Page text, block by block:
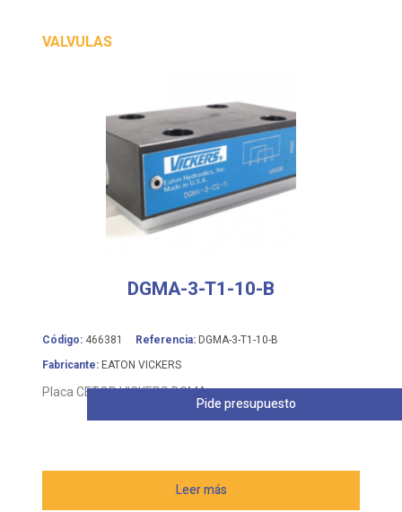
VALVULAS
DGMA-3-T1-10-B
Código: 466381 Referencia: DGMA-3-T1-10-B
Fabricante: EATON VICKERS
Placa CETOP VICKERS DGMA
Leer más
Pide presupuesto